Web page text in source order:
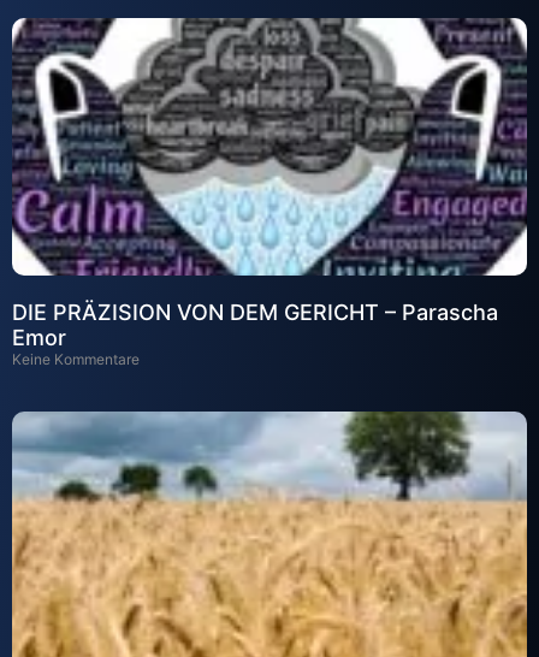
DIE PRÄZISION VON DEM GERICHT – Parascha
Emor
Keine Kommentare